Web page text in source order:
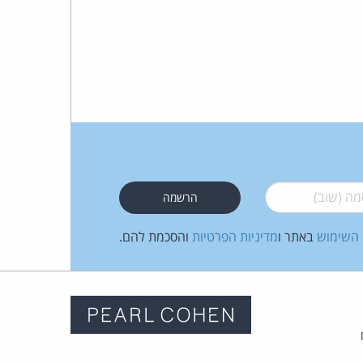
(שוב)*
השימוש באתר ומדיניות הפרטיות והסכמת להם.